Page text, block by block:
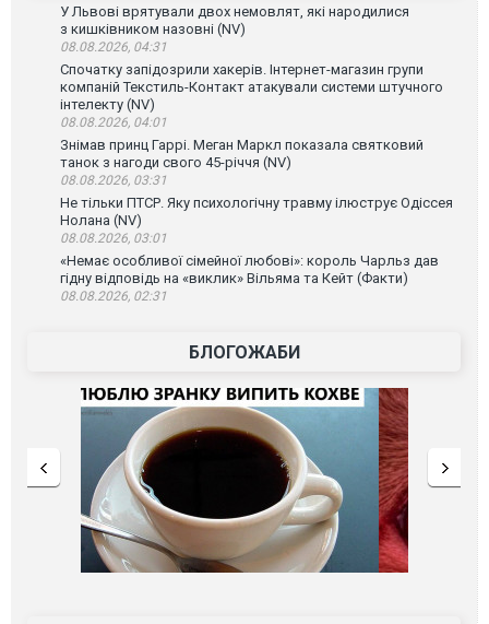
У Львові врятували двох немовлят, які народилися
з кишківником назовні (NV)
08.08.2026, 04:31
Спочатку запідозрили хакерів. Інтернет-магазин групи
компаній Текстиль-Контакт атакували системи штучного
інтелекту (NV)
08.08.2026, 04:01
Знімав принц Гаррі. Меган Маркл показала святковий
танок з нагоди свого 45-річчя (NV)
08.08.2026, 03:31
Не тільки ПТСР. Яку психологічну травму ілюструє Одіссея
Нолана (NV)
08.08.2026, 03:01
«Немає особливої сімейної любові»: король Чарльз дав
гідну відповідь на «виклик» Вільяма та Кейт (Факти)
08.08.2026, 02:31
БЛОГОЖАБИ